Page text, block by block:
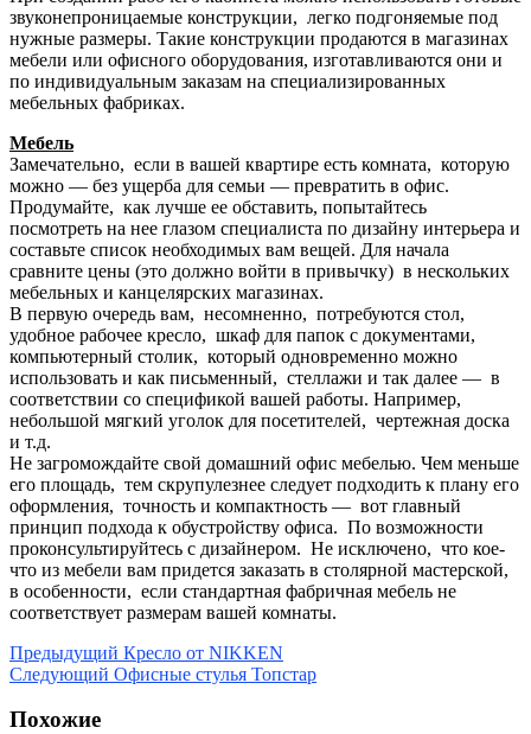
звуконепроницаемые конструкции, легко подгоняемые под
нужные размеры. Такие конструкции продаются в магазинах
мебели или офисного оборудования, изготавливаются они и
по индивидуальным заказам на специализированных
мебельных фабриках.
Мебель
Замечательно, если в вашей квартире есть комната, которую
можно — без ущерба для семьи — превратить в офис.
Продумайте, как лучше ее обставить, попытайтесь
посмотреть на нее глазом специалиста по дизайну интерьера и
составьте список необходимых вам вещей. Для начала
сравните цены (это должно войти в привычку) в нескольких
мебельных и канцелярских магазинах.
В первую очередь вам, несомненно, потребуются стол,
удобное рабочее кресло, шкаф для папок с документами,
компьютерный столик, который одновременно можно
использовать и как письменный, стеллажи и так далее — в
соответствии со спецификой вашей работы. Например,
небольшой мягкий уголок для посетителей, чертежная доска
и т.д.
Не загромождайте свой домашний офис мебелью. Чем меньше
его площадь, тем скрупулезнее следует подходить к плану его
оформления, точность и компактность — вот главный
принцип подхода к обустройству офиса. По возможности
проконсультируйтесь с дизайнером. Не исключено, что кое-
что из мебели вам придется заказать в столярной мастерской,
в особенности, если стандартная фабричная мебель не
соответствует размерам вашей комнаты.
Предыдущий Кресло от NIKKEN
Следующий Офисные стулья Топстар
Похожие